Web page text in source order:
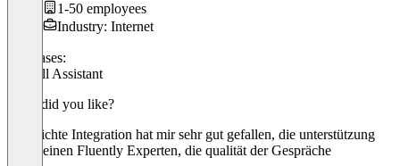
1-50 employees
Industry: Internet
Use cases:
AI Call Assistant
What did you like?
Die leichte Integration hat mir sehr gut gefallen, die unterstützung
durch einen Fluently Experten, die qualität der Gespräche